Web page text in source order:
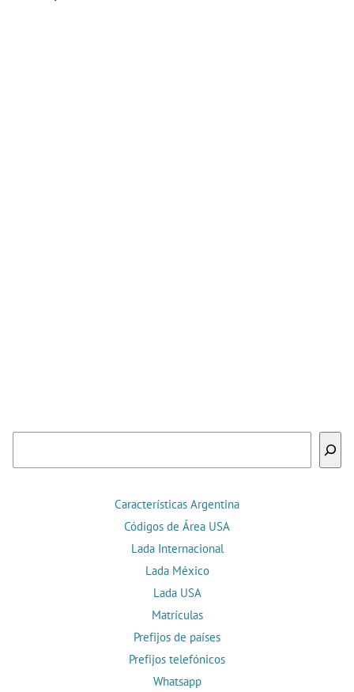
Características Argentina
Códigos de Área USA
Lada Internacional
Lada México
Lada USA
Matrículas
Prefijos de países
Prefijos telefónicos
Whatsapp